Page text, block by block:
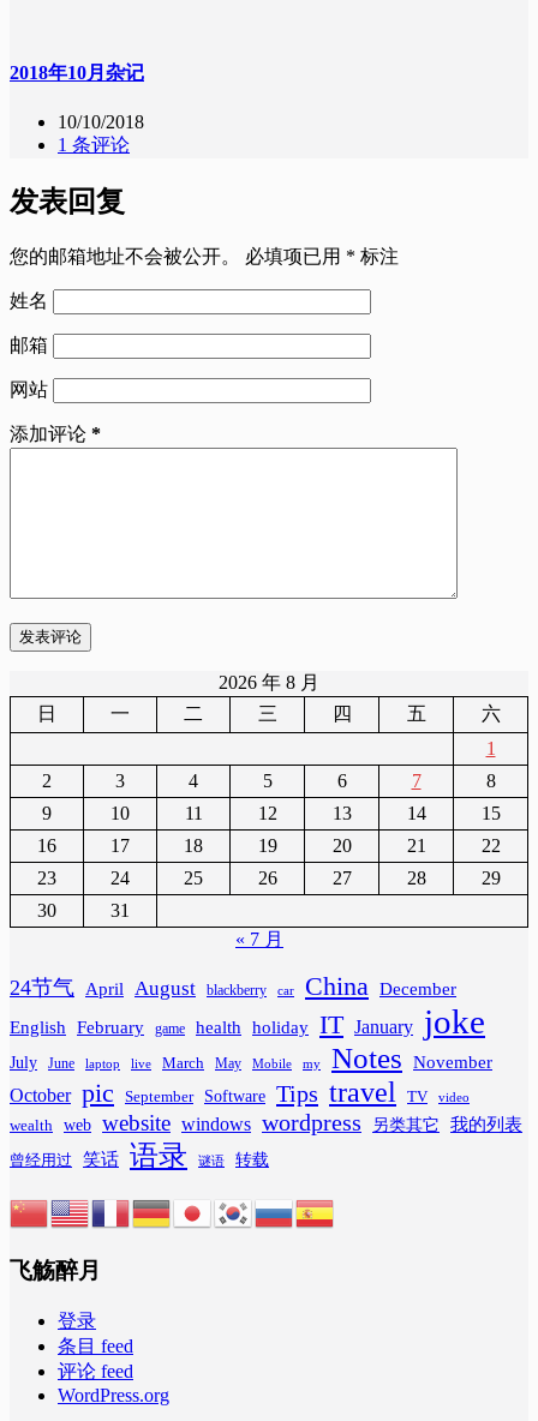
2018年10月杂记
10/10/2018
1 条评论
发表回复
您的邮箱地址不会被公开。 必填项已用 * 标注
姓名
邮箱
网站
添加评论 *
发表评论
2026 年 8 月
日
一 二 三 四 五
六
1
2
3 4 5 6 7
8
9
10 11 12 13 14
15
16
17 18 19 20 21
22
23
24 25 26 27 28
29
30
31
« 7 月
24节气 April August blackberry car China December
English February game health holiday IT January joke
July June laptop live March May Mobile my Notes November
October pic September Software Tips travel TV video
wealth web website windows wordpress 另类其它 我的列表
曾经用过 笑话 语录 谜语 转载
飞觞醉月
登录
条目 feed
评论 feed
WordPress.org